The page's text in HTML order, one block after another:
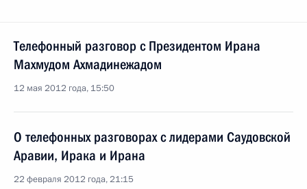
Телефонный разговор с Президентом Ирана
Махмудом Ахмадинежадом
12 мая 2012 года, 15:50
О телефонных разговорах с лидерами Саудовской
Аравии, Ирака и Ирана
22 февраля 2012 года, 21:15